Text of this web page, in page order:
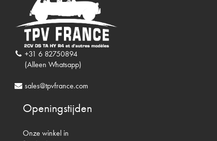
+31 6 82750894
(Alleen Whatsapp)
sales@tpvfrance.com
Openingstijden
Onze winkel in